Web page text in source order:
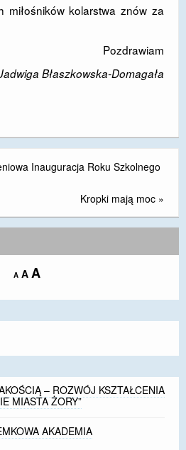
miłośników kolarstwa znów za
Pozdrawiam
Błaszkowska-Domagała
Inauguracja Roku Szkolnego
Kropki mają moc »
A Decrease
size.
A Reset
size.
AIncrease
size.
– ROZWÓJ KSZTAŁCENIA
MIASTA ŻORY”
AKADEMIA